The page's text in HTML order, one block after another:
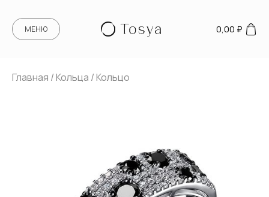
МЕНЮ 0,00 ₽
Главная /Кольца / Кольцо